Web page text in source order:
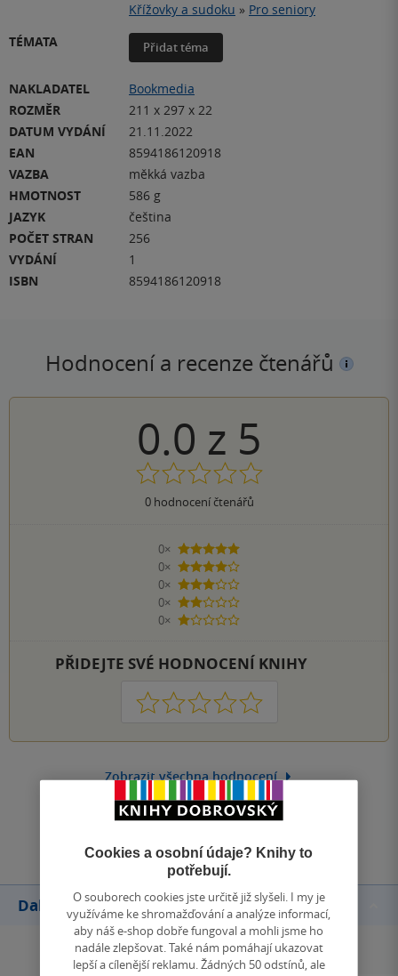
Křížovky a sudoku » Pro seniory
TÉMATA
Přidat téma
NAKLADATEL
Bookmedia
ROZMĚR
211 x 297 x 22
DATUM VYDÁNÍ
21.11.2022
EAN
8594186120918
VAZBA
měkká vazba
HMOTNOST
586 g
JAZYK
čeština
POČET STRAN
256
VYDÁNÍ
1
ISBN
8594186120918
Hodnocení a recenze čtenářů
0.0 z 5
0hodnocení čtenářů
0×
5 hvězdiček
0×
4 hvězdičky
0×
3 hvězdičky
0×
2 hvězdičky
0×
1 hvezdička
PŘIDEJTE SVÉ HODNOCENÍ KNIHY
1 2 3 4 5
Zobrazit všechna hodnocení
Další knihy autora
Cookies a osobní údaje? Knihy to
potřebují.
O souborech cookies jste určitě již slyšeli. I my je
využíváme ke shromažďování a analýze informací,
aby náš e-shop dobře fungoval a mohli jsme ho
nadále zlepšovat. Také nám pomáhají ukazovat
lepší a cílenější reklamu. Žádných 50 odstínů, ale